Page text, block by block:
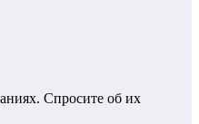
Спросите об их